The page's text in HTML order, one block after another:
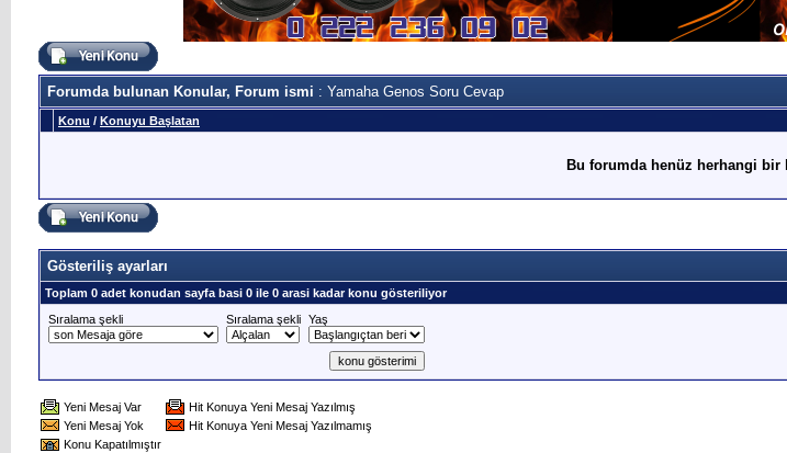
Forumda bulunan Konular, Forum ismi : Yamaha Genos Soru Cevap
Konu / Konuyu Başlatan
Bu forumda henüz herhangi bir
Gösteriliş ayarları
Toplam 0 adet konudan sayfa basi 0 ile 0 arasi kadar konu gösteriliyor
Sıralama şekli
Sıralama şekli Yaş
Yeni Mesaj Var
Hit Konuya Yeni Mesaj Yazılmış
Yeni Mesaj Yok
Hit Konuya Yeni Mesaj Yazılmamış
Konu Kapatılmıştır